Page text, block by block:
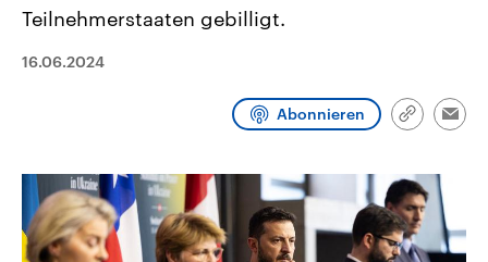
Teilnehmerstaaten gebilligt.
16.06.2024
Abonnieren
Link